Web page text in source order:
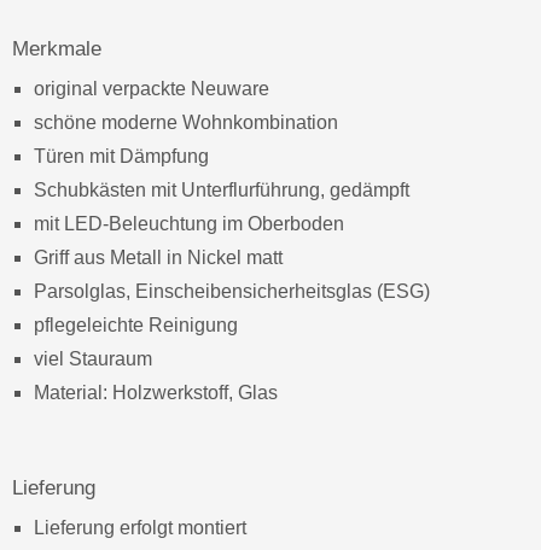
Merkmale
original verpackte Neuware
schöne moderne Wohnkombination
Türen mit Dämpfung
Schubkästen mit Unterflurführung, gedämpft
mit LED-Beleuchtung im Oberboden
Griff aus Metall in Nickel matt
Parsolglas, Einscheibensicherheitsglas (ESG)
pflegeleichte Reinigung
viel Stauraum
Material: Holzwerkstoff, Glas
Lieferung
Lieferung erfolgt montiert